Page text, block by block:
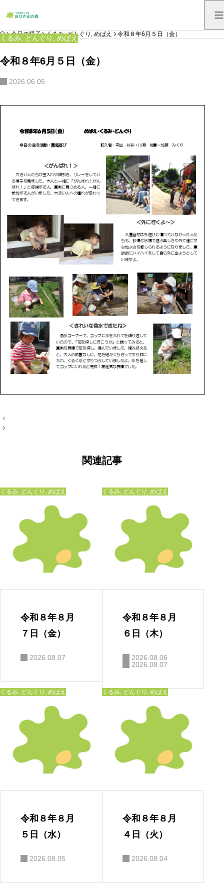
HOME
今日の様子 くるみ,どんぐり ,めばえ 令和８年6月５日（金）
くるみ どんぐり めばえ
令和８年6月５日（金）
2026.06.05
投
稿
関連記事
くるみ どんぐり めばえ
令和８年８月
７日（金）
2026.08.07
くるみ, どんぐり めばえ
令和８年８月
６日（木）
2026.08.06
2026.08.07
くるみ, どんぐり , めばえ
令和８年８月
５日（水）
2026.08.05
くるみ, どんぐり , めばえ
令和８年８月
４日（火）
2026.08.04